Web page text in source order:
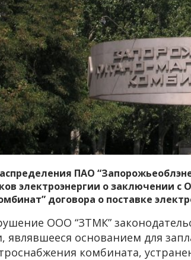
ПАО
электроэнергии о заключении с
договора о поставке
ООО “ЗТМК”
являвшееся основанием для
комбината,